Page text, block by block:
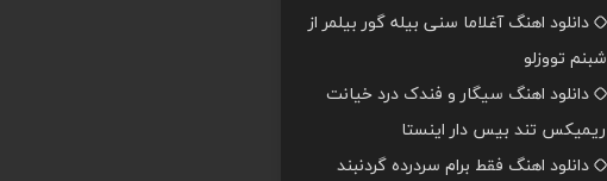
دانلود اهنگ آغلاما سنی بیله گور بیلمر از
شبنم تووزلو
دانلود اهنگ سیگار و فندک درد خیانت
ریمیکس تند بیس دار اینستا
دانلود اهنگ فقط برام سردرده گردنبند